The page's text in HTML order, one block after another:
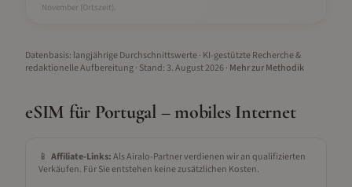
November (Ortszeit).
Datenbasis: langjährige Durchschnittswerte · KI-gestützte Recherche &
redaktionelle Aufbereitung· Stand: 3. August 2026· Mehr zur Methodik
eSIM für Portugal– mobiles Internet
📱 Affiliate-Links:Als Airalo-Partner verdienen wir an qualifizierten
Verkäufen. Für Sie entstehen keine zusätzlichen Kosten.